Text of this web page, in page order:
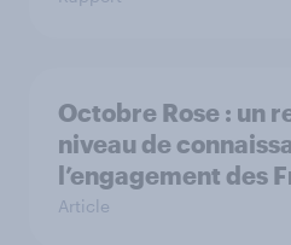
Octobre Rose : un
niveau de
l’engagement des
Article